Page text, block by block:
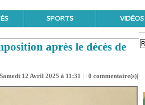
SPORTS VIDÉOS
après le décès de
12 Avril 2025 à 11:31 | | 0 commentaire(s)|